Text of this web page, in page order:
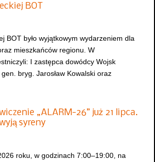
BOT
BOT było wyjątkowym wydarzeniem dla
mieszkańców regionu. W
I zastępca dowódcy Wojsk
bryg. Jarosław Kowalski oraz
„ALARM-26” już 21 lipca.
syreny
roku, w godzinach 7:00–19:00, na